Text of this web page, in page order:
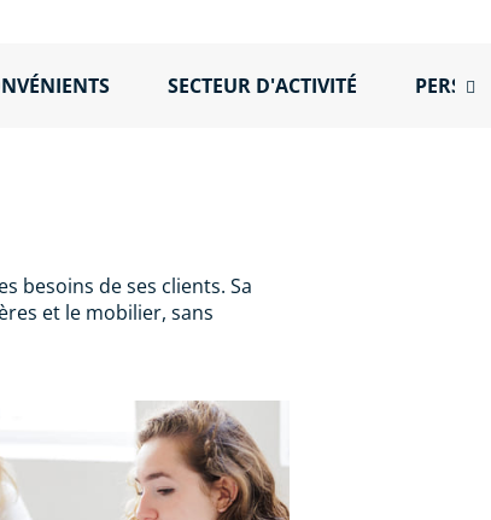
SECTEUR D'ACTIVITÉ
besoins de ses clients. Sa
et le mobilier, sans